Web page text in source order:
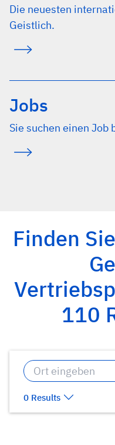
Die neuesten
Geistlich.
Jobs
Sie suchen einen Job
Finden
110
0 Results